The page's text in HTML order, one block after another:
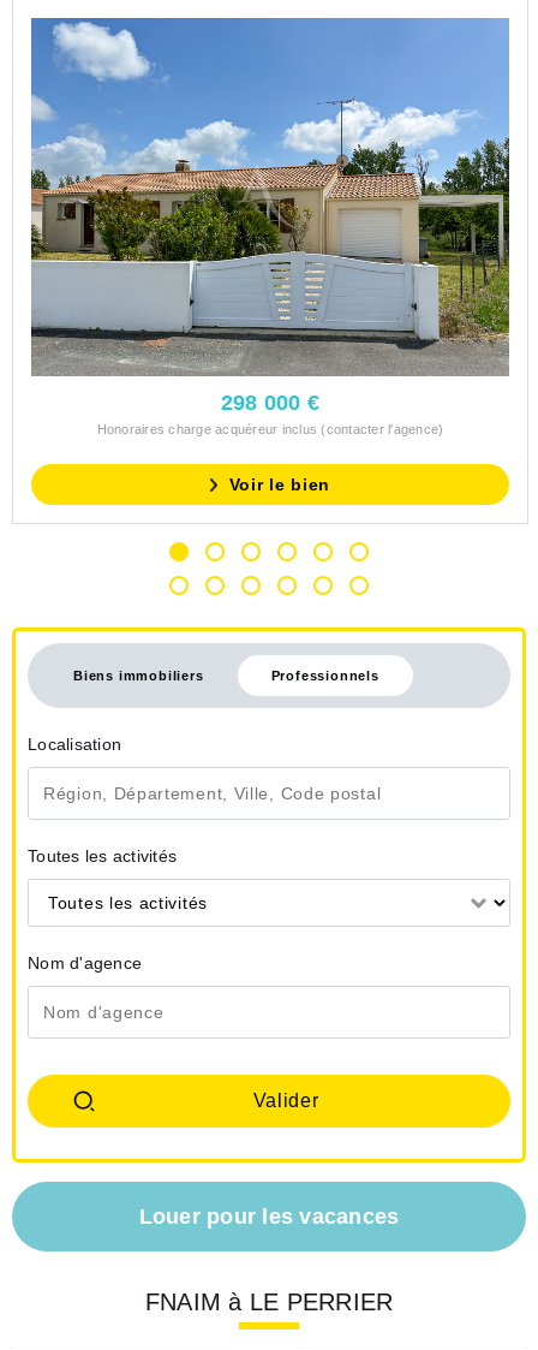
298 000 €
Honoraires charge acquéreur inclus (contacter l'agence)
Voir le bien
Biens immobiliers Professionnels
Localisation
Toutes les activités
Toutes les activités
Nom d'agence
Louer pour les vacances
FNAIM à LE PERRIER